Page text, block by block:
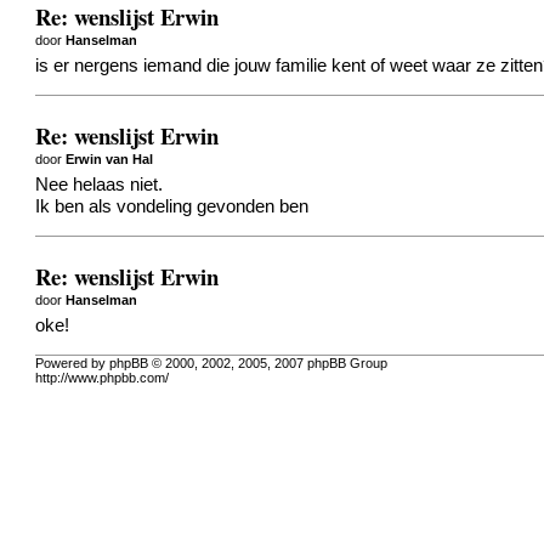
Re: wenslijst Erwin
doorHanselman
is er nergens iemand die jouw familie kent of weet waar ze
Re: wenslijst Erwin
doorErwin van Hal
Nee helaas niet.
Ik ben als vondeling gevonden ben
Re: wenslijst Erwin
doorHanselman
oke!
Powered by phpBB © 2000, 2002, 2005, 2007 phpBB Group
http://www.phpbb.com/